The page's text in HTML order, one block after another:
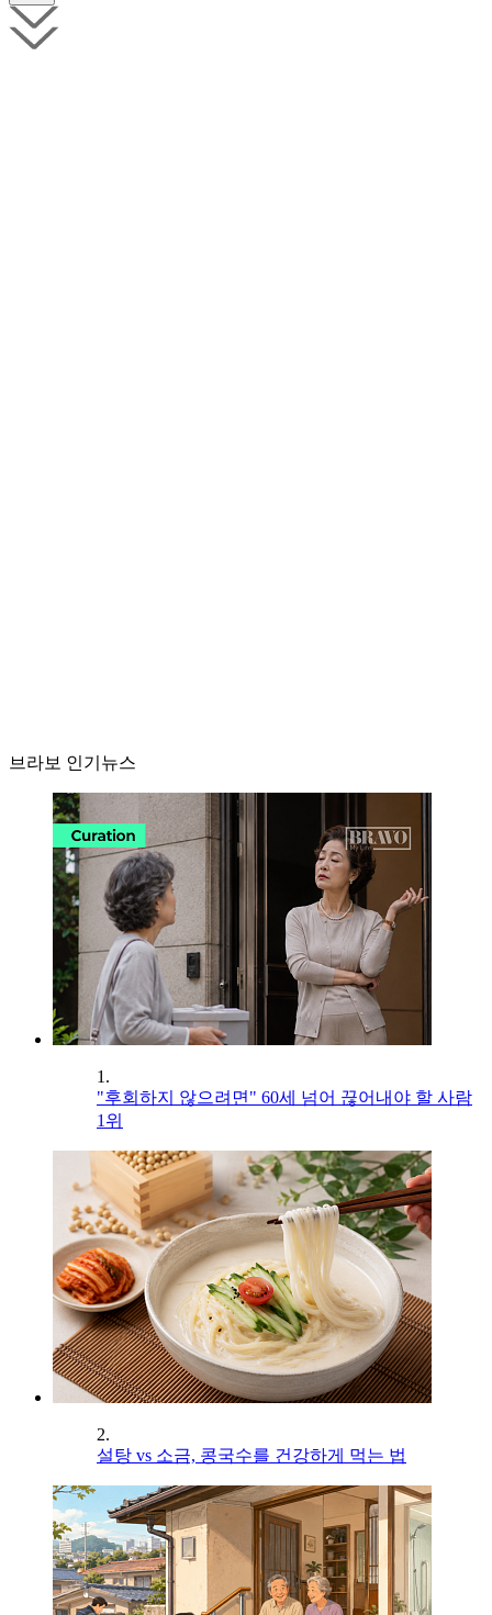
브라보 인기뉴스
1.
"후회하지 않으려면" 60세 넘어 끊어내야 할 사람
1위
2.
설탕 vs 소금, 콩국수를 건강하게 먹는 법